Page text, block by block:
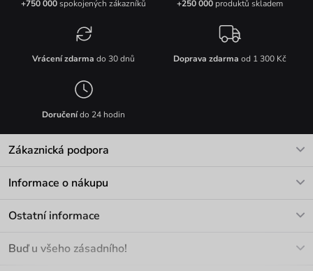
+750 000spokojených zákazníků +250 000produktů skladem
Vrácení zdarma do 30 dnů Doprava zdarma od 1 300 Kč
Doručenído 24 hodin
Zákaznická podpora
Informace o nákupu
Materiály a údržba
Ostatní informace
Buď u všeho zásadního!